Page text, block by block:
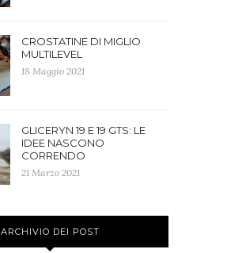
CROSTATINE DI MIGLIO
MULTILEVEL
18 Maggio 2021
GLICERYN 19 E 19 GTS: LE
IDEE NASCONO
CORRENDO
21 Marzo 2021
ARCHIVIO DEI POST